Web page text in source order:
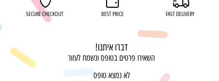
FAST DELIVERY
BEST PRICE
SECURE CHECKOUT
דברו איתנו!
השאירו פרטים בטופס ונשמח לעזור
לא נמצא טופס